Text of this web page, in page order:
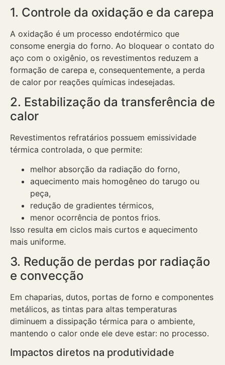
1. Controle da oxidação e da carepa
A oxidação é um processo endotérmico que
consome energia do forno. Ao bloquear o contato do
aço com o oxigênio, os revestimentos reduzem a
formação de carepa e, consequentemente, a perda
de calor por reações químicas indesejadas.
2. Estabilização da transferência de
calor
Revestimentos refratários possuem emissividade
térmica controlada, o que permite:
melhor absorção da radiação do forno,
aquecimento mais homogêneo do tarugo ou
peça,
redução de gradientes térmicos,
menor ocorrência de pontos frios.
Isso resulta em ciclos mais curtos e aquecimento
mais uniforme.
3. Redução de perdas por radiação
e convecção
Em chaparias, dutos, portas de forno e componentes
metálicos, as tintas para altas temperaturas
diminuem a dissipação térmica para o ambiente,
mantendo o calor onde ele deve estar: no processo.
Impactos diretos na produtividade